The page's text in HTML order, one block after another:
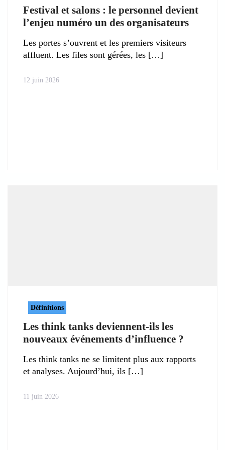
Festival et salons : le personnel devient
l’enjeu numéro un des organisateurs
Les portes s’ouvrent et les premiers visiteurs
affluent. Les files sont gérées, les
12 juin 2026
Définitions
Les think tanks deviennent‑ils les
nouveaux événements d’influence ?
Les think tanks ne se limitent plus aux rapports
et analyses. Aujourd’hui, ils
11 juin 2026